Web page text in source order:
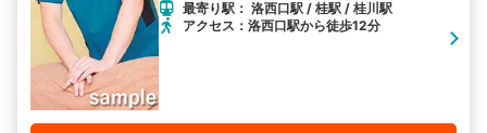
最寄り駅： 洛西口駅 / 桂駅 / 桂川駅
アクセス：洛西口駅から徒歩12分